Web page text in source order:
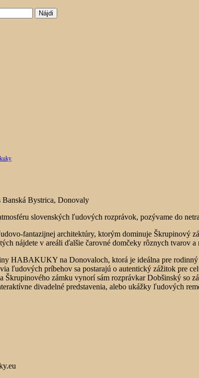
Bystrica, Donovaly
slovenských ľudových rozprávok, pozývame do
fantazijnej architektúry, ktorým dominuje Škrupinový
nájdete v areáli ďalšie čarovné domčeky rôznych tvarov
HABAKUKY na Donovaloch, ktorá je ideálna pre
ľudových príbehov sa postarajú o autentický zážitok pre
Škrupinového zámku vynorí sám rozprávkar Dobšinský so
divadelné predstavenia, alebo ukážky ľudových